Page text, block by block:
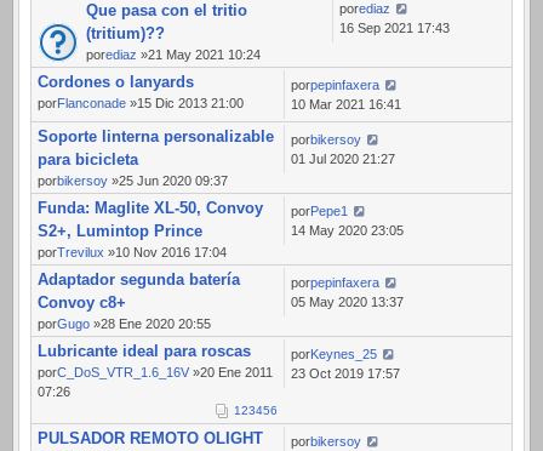
Que pasa con el tritio
(tritium)??
porediaz »21 May 2021 10:24
porediaz
16 Sep 2021 17:43
Cordones o lanyards
porFlanconade »15 Dic 2013 21:00
porpepinfaxera
10 Mar 2021 16:41
Soporte linterna personalizable
para bicicleta
porbikersoy »25 Jun 2020 09:37
porbikersoy
01 Jul 2020 21:27
Funda: Maglite XL-50, Convoy
S2+, Lumintop Prince
porTrevilux »10 Nov 2016 17:04
porPepe1
14 May 2020 23:05
Adaptador segunda batería
Convoy c8+
porGugo »28 Ene 2020 20:55
porpepinfaxera
05 May 2020 13:37
Lubricante ideal para roscas
porC_DoS_VTR_1.6_16V »20 Ene 2011
07:26
123456
porKeynes_25
23 Oct 2019 17:57
PULSADOR REMOTO OLIGHT
porbikersoy